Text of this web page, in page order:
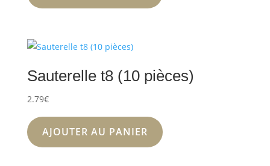
Sauterelle t8 (10 pièces)
2.79€
AJOUTER AU PANIER